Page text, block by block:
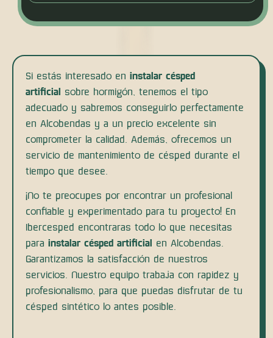
Si estás interesado eninstalar césped
artificial
sobre hormigón, tenemos el tipo
adecuado y sabremos conseguirlo perfectamente
en Alcobendas y a un precio excelente sin
comprometer la calidad. Además, ofrecemos un
servicio de mantenimiento de césped durante el
tiempo que desee.
¡No te preocupes por encontrar un profesional
confiable y experimentado para tu proyecto! En
Ibercesped encontraras todo lo que necesitas
parainstalar césped artificial
en Alcobendas.
Garantizamos la satisfacción de nuestros
servicios. Nuestro equipo trabaja con rapidez y
profesionalismo, para que puedas disfrutar de tu
césped sintético lo antes posible.